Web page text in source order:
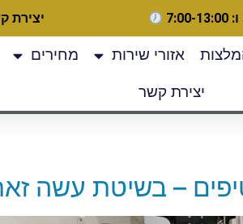
יצירת קשר
אזורי שירות מחירים
יצירת קשר